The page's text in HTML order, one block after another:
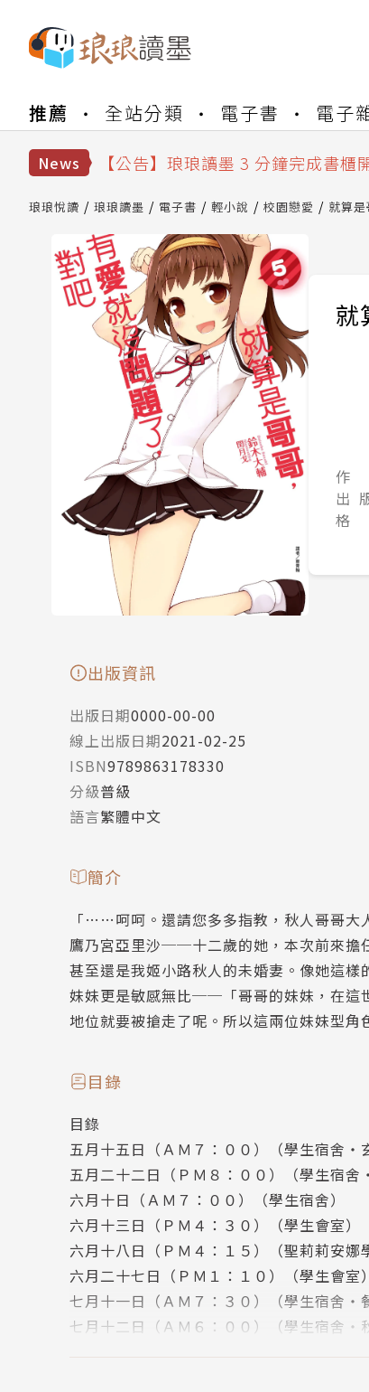
推薦 全站分類 電子書 電子
News
【公告】琅琅讀墨數位閱讀資產合
【公告】琅琅讀墨 3 分鐘完成書
【公告】琅琅讀墨數位閱讀資產合
琅琅悅讀 琅琅讀墨 電子書 輕小說 校園戀愛 就算
就
作
出
格
出版資訊
出版日期0000-00-00
線上出版日期2021-02-25
ISBN9789863178330
分級普級
語言繁體中文
簡介
「……呵呵。還請您多多指教，秋人哥哥大
鷹乃宮亞里沙──十二歲的她，本次前來擔
甚至還是我姬小路秋人的未婚妻。像她這
妹妹更是敏感無比──「哥哥的妹妹，在這
地位就要被搶走了呢。所以這兩位妹妹型
目錄
目錄
五月十五日（ＡＭ７：００）（學生宿舍‧
五月二十二日（ＰＭ８：００）（學生宿舍
六月十日（ＡＭ７：００）（學生宿舍）
六月十三日（ＰＭ４：３０）（學生會室）
六月十八日（ＰＭ４：１５）（聖莉莉安娜
六月二十七日（ＰＭ１：１０）（學生會室）
七月十一日（ＡＭ７：３０）（學生宿舍‧
七月十二日（ＡＭ６：００）（學生宿舍‧